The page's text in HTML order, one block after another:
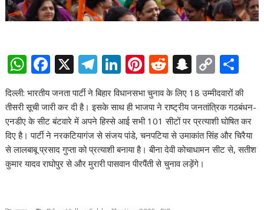
W
at
s
A
p
F
e
b
o
o
k
X T
el
e
gr
a
m
Li
k
e
dI
n
Pi
er
e
st
R
e
d
di
t
S
a
p
c
h
C
o
p
y
Li
n
h
ar
e
दिल्ली: भारतीय जनता पार्टी ने बिहार विधानसभा चुनाव के लिए 18 उम्मीदवारों की
तीसरी सूची जारी कर दी है। इसके साथ ही भाजपा ने राष्ट्रीय जनतांत्रिक गठबंधन-
एनडीए के सीट बंटवारे में अपने हिस्से आई सभी 101 सीटों पर प्रत्याशी घोषित कर
दिए है। पार्टी ने नरकटियागंज से संजय पांडे, चनपटिया से उमाकांत सिंह और चिरैया
से लालबाबू प्रसाद गुप्ता को प्रत्याशी बनाया है। बीना देवी कोचाधामन सीट से, सतीश
कुमार यादव राघोपुर से और मुरारी पासवान पीरपैंती से चुनाव लड़ेंगे।